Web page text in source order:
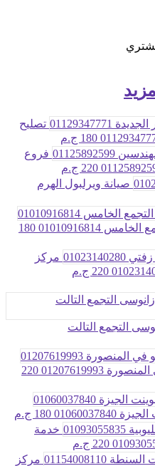
تصليح
180 ج.م
فروع
220 ج.م
صيانة ويرلبول الهرم
180
مركز
220 ج.م
التجمع التالت
220
180 ج.م
خدمة
220 ج.م
مركز